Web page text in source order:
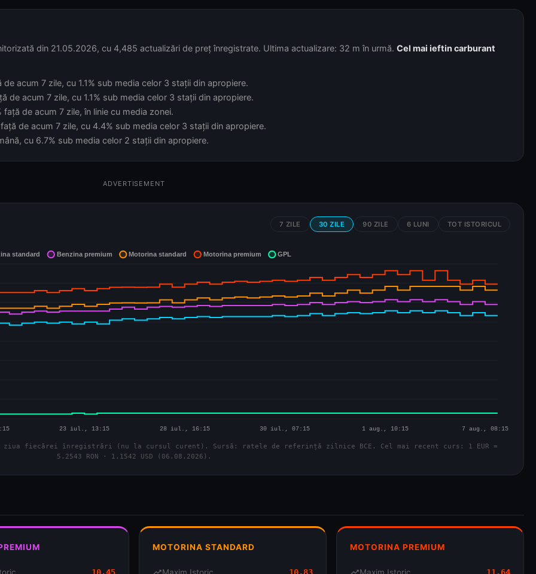
din 21.05.2026, cu 4,485 actualizări de preț înregistrate. Ultima actualizare: 32 m în urmă. Cel mai ieftin carburant
acum 7 zile, cu 1.1% sub media celor 3 stații din apropiere.
de acum 7 zile, cu 1.1% sub media celor 3 stații din apropiere.
de acum 7 zile, în linie cu media zonei.
de acum 7 zile, cu 4.4% sub media celor 3 stații din apropiere.
cu 6.7% sub media celor 2 stații din apropiere.
ADVERTISEMENT
7 ZILE 30 ZILE 90 ZILE 6 LUNI TOT ISTORICUL
fiecărei înregistrări (nu la cursul curent). Sursă: ratele de referință zilnice BCE. Cel mai recent curs: 1 EUR =
5.2543 RON · 1.1542 USD (06.08.2026).
MOTORINA STANDARD MOTORINA PREMIUM